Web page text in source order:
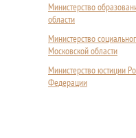
Министерство
области
Министерство
Московской области
Министерство юстиции
Федерации
социальной